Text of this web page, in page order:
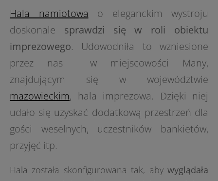
Hala namiotowa o eleganckim wystroju
doskonale sprawdzi się w roli obiektu
imprezowego. Udowodniła to wzniesione
przez nas w miejscowości Many,
znajdującym się w województwie
mazowieckim, hala imprezowa. Dzięki niej
udało się uzyskać dodatkową przestrzeń dla
gości weselnych, uczestników bankietów,
przyjęć itp.
Hala została skonfigurowana tak, aby wyglądała